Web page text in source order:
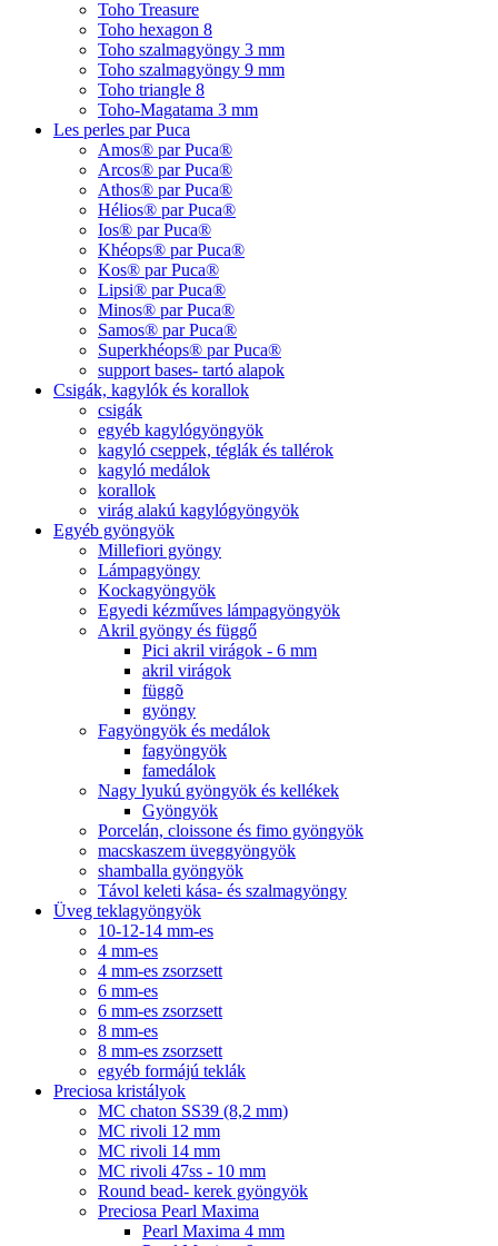
Toho Treasure
Toho hexagon 8
Toho szalmagyöngy 3 mm
Toho szalmagyöngy 9 mm
Toho triangle 8
Toho-Magatama 3 mm
Les perles par Puca
Amos® par Puca®
Arcos® par Puca®
Athos® par Puca®
Hélios® par Puca®
Ios® par Puca®
Khéops® par Puca®
Kos® par Puca®
Lipsi® par Puca®
Minos® par Puca®
Samos® par Puca®
Superkhéops® par Puca®
support bases- tartó alapok
Csigák, kagylók és korallok
csigák
egyéb kagylógyöngyök
kagyló cseppek, téglák és tallérok
kagyló medálok
korallok
virág alakú kagylógyöngyök
Egyéb gyöngyök
Millefiori gyöngy
Lámpagyöngy
Kockagyöngyök
Egyedi kézműves lámpagyöngyök
Akril gyöngy és függő
Pici akril virágok - 6 mm
akril virágok
függõ
gyöngy
Fagyöngyök és medálok
fagyöngyök
famedálok
Nagy lyukú gyöngyök és kellékek
Gyöngyök
Porcelán, cloissone és fimo gyöngyök
macskaszem üveggyöngyök
shamballa gyöngyök
Távol keleti kása- és szalmagyöngy
Üveg teklagyöngyök
10-12-14 mm-es
4 mm-es
4 mm-es zsorzsett
6 mm-es
6 mm-es zsorzsett
8 mm-es
8 mm-es zsorzsett
egyéb formájú teklák
Preciosa kristályok
MC chaton SS39 (8,2 mm)
MC rivoli 12 mm
MC rivoli 14 mm
MC rivoli 47ss - 10 mm
Round bead- kerek gyöngyök
Preciosa Pearl Maxima
Pearl Maxima 4 mm